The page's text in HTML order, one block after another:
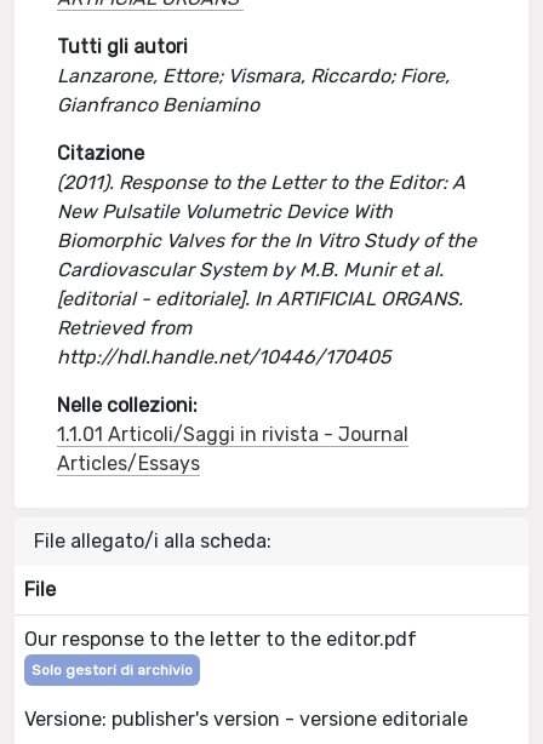
Tutti gli autori
Lanzarone, Ettore; Vismara, Riccardo; Fiore,
Gianfranco Beniamino
Citazione
(2011). Response to the Letter to the Editor: A
New Pulsatile Volumetric Device With
Biomorphic Valves for the In Vitro Study of the
Cardiovascular System by M.B. Munir et al.
[editorial - editoriale]. In ARTIFICIAL ORGANS.
Retrieved from
http://hdl.handle.net/10446/170405
Nelle collezioni:
1.1.01 Articoli/Saggi in rivista - Journal
Articles/Essays
File allegato/i alla scheda:
File
Our response to the letter to the editor.pdf
Solo gestori di archivio
Versione: publisher's version - versione editoriale